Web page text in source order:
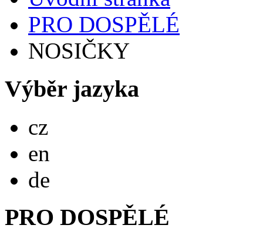
PRO DOSPĚLÉ
NOSIČKY
Výběr jazyka
cz
en
de
PRO DOSPĚLÉ